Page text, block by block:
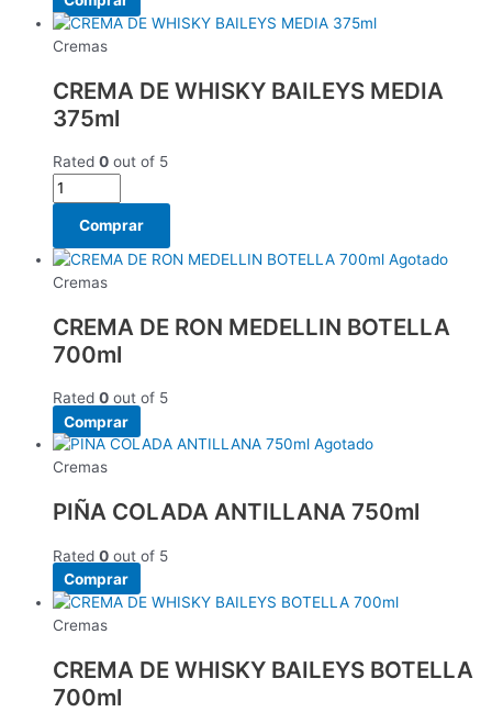
Cremas
CREMA DE WHISKY BAILEYS MEDIA
375ml
Rated 0 out of 5
Comprar
Agotado
Cremas
CREMA DE RON MEDELLIN BOTELLA
700ml
Rated 0 out of 5
Comprar
Agotado
Cremas
PIÑA COLADA ANTILLANA 750ml
Rated 0 out of 5
Comprar
Cremas
CREMA DE WHISKY BAILEYS BOTELLA
700ml